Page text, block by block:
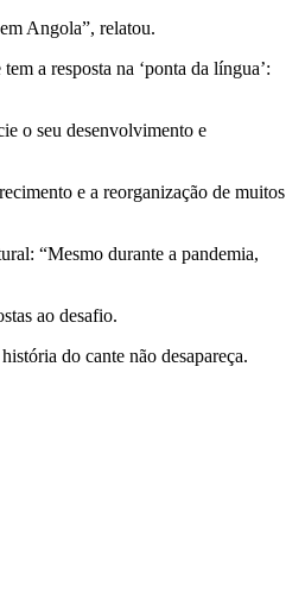
Angola”, relatou.
a resposta na ‘ponta da língua’:
o seu desenvolvimento e
e a reorganização de muitos
“Mesmo durante a pandemia,
ao desafio.
do cante não desapareça.